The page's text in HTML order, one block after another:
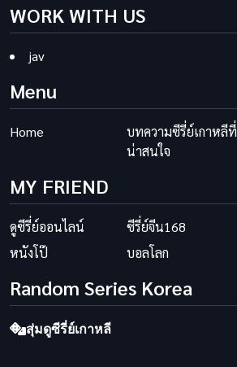
WORK WITH US
jav
Menu
Home
บทความซีรี่ย์เกาหลีที่
น่าสนใจ
MY FRIEND
ดูซีรี่ย์ออนไลน์ ซีรี่ย์จีน168
หนังโป๊
บอลโลก
Random Series Korea
สุ่มดูซีรี่ย์เกาหลี